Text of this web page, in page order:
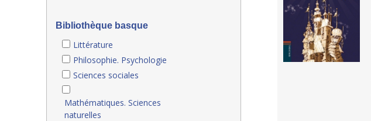
Bibliothèque basque
Littérature
Philosophie. Psychologie
Sciences sociales
Mathématiques. Sciences
naturelles